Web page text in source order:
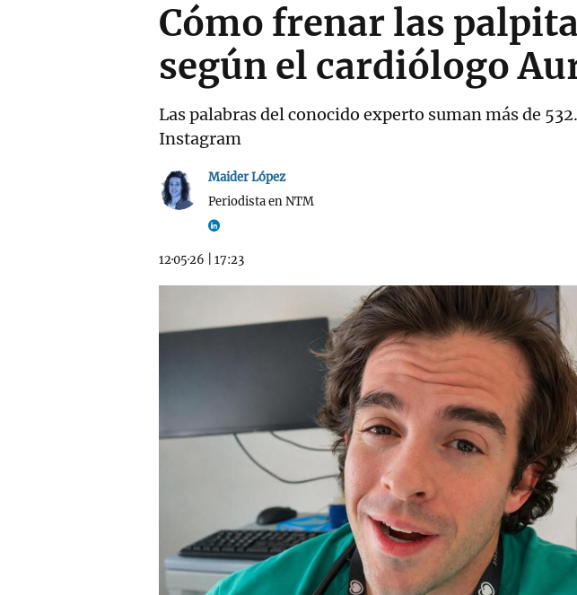
Cómo frenar las
según el cardiólogo
Las palabras del conocido experto suman más de
Instagram
Maider López
Periodista en NTM
12·05·26 17:23